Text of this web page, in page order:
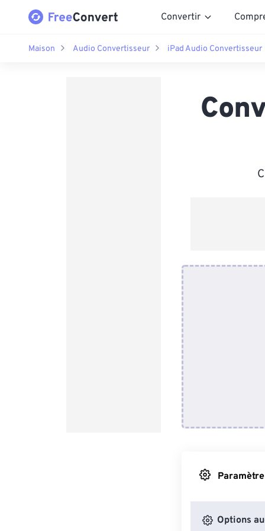
Convertir
Maison Audio Convertisseur iPad Audio Convertisseur
Options